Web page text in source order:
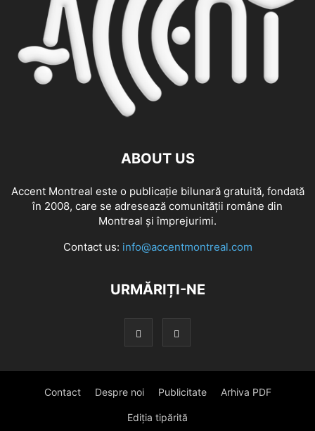
ABOUT US
Accent Montreal este o publicație bilunară gratuită, fondată
în 2008, care se adresează comunităţii române din
Montreal şi împrejurimi.
Contact us: info@accentmontreal.com
URMĂRIȚI-NE
Contact Despre noi Publicitate Arhiva PDF
Ediția tipărită